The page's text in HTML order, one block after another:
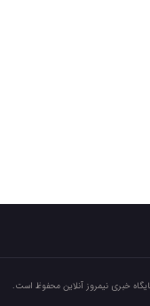
خبری نیمروز آنلاین محفوظ است.